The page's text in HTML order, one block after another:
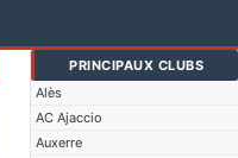
PRINCIPAUX CLUBS
Alès
AC Ajaccio
Auxerre